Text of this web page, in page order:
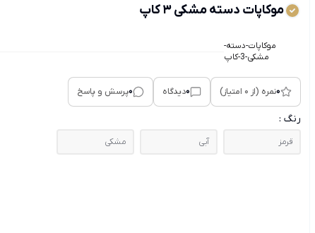
موکاپات دسته مشکی 3 کاپ
موکاپات-دسته-
مشکی-3-کاپ
0نمره (از 0 امتیاز) 0دیدگاه 0پرسش و پاسخ
رنگ :
قرمز آبی مشکی